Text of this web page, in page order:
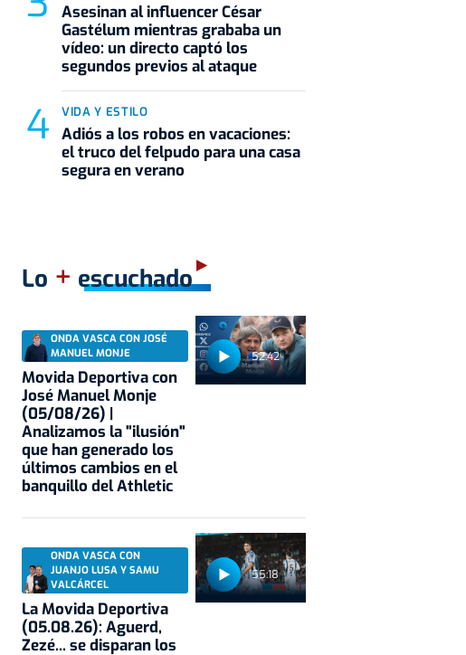
Asesinan al influencer César
Gastélum mientras grababa un
vídeo: un directo captó los
segundos previos al ataque
VIDA Y ESTILO
Adiós a los robos en vacaciones:
el truco del felpudo para una casa
segura en verano
Lo + escuchado
52:42
ONDA VASCA CON JOSÉ
MANUEL MONJE
Movida Deportiva con
José Manuel Monje
(05/08/26) |
Analizamos la "ilusión"
que han generado los
últimos cambios en el
banquillo del Athletic
55:18
ONDA VASCA CON
JUANJO LUSA Y SAMU
VALCÁRCEL
La Movida Deportiva
(05.08.26): Aguerd,
Zezé... se disparan los